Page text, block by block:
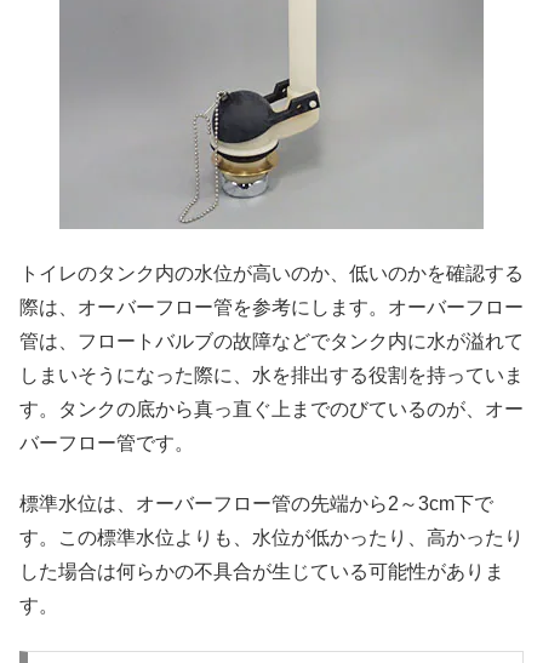
トイレのタンク内の水位が高いのか、低いのかを確認する
際は、オーバーフロー管を参考にします。オーバーフロー
管は、フロートバルブの故障などでタンク内に水が溢れて
しまいそうになった際に、水を排出する役割を持っていま
す。タンクの底から真っ直ぐ上までのびているのが、オー
バーフロー管です。
標準水位は、オーバーフロー管の先端から2～3cm下で
す。この標準水位よりも、水位が低かったり、高かったり
した場合は何らかの不具合が生じている可能性がありま
す。